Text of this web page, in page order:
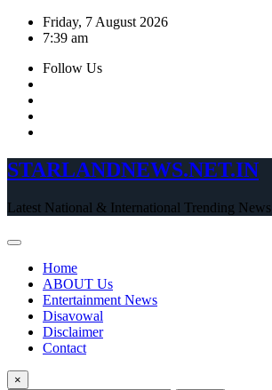
Skip
Friday, 7 August 2026
7:39 am
Follow Us
STARLANDNEWS.NET.IN
Latest National & International Trending News
Home
ABOUT Us
Entertainment News
Disavowal
Disclaimer
Contact
×